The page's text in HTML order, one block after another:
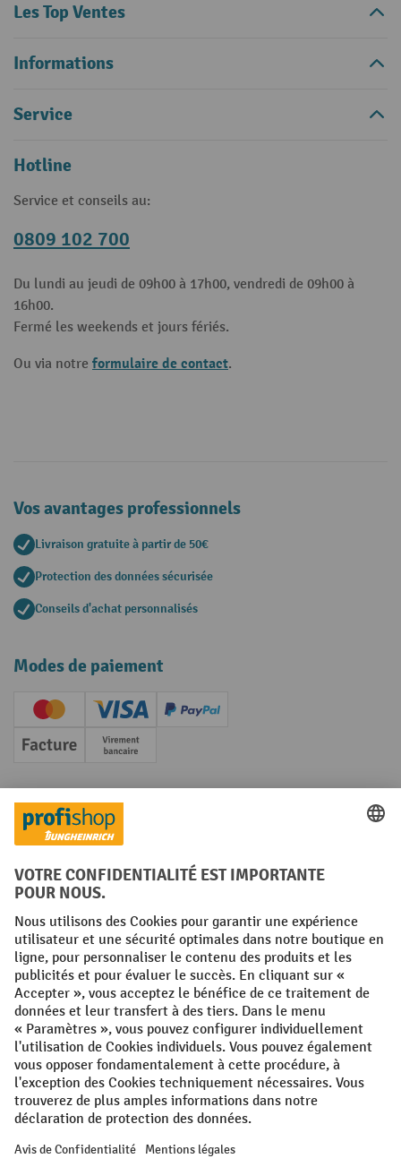
Les Top Ventes
Informations
Service
Hotline
Service et conseils au:
0809 102 700
Du lundi au jeudi de 09h00 à 17h00, vendredi de 09h00 à
16h00.
Fermé les weekends et jours fériés.
Ou via notre formulaire de contact.
Vos avantages professionnels
Livraison gratuite à partir de 50€
Protection des données sécurisée
Conseils d'achat personnalisés
Modes de paiement
Creditcard (Master)Creditcard (Visa)
PayPal
Facture Paiement anticipé
Réseaux sociaux
Facebook
YouTube
LinkedInInstagram
Conditions générales Mentions légales
Protection des Données Politique de cookies
All prices excl. VAT plusshipping costsand possible delivery charges,
if not stated otherwise.
¹ La remise est valable jusqu'à épuisement des stocks. La remise ne
s'applique pas aux prix spéciaux. Il n'est pas possible de le combiner
avec d'autres réductions en pourcentage ou bons de réduction. | ² Une
réduction unique est offerte lors de la première inscription à la
toute commande d'un montant net minimum de 250 €. Le pourcentage